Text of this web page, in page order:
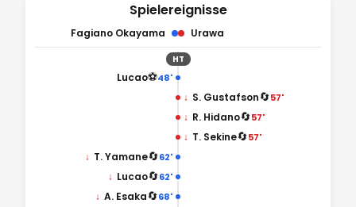
Spielereignisse
Fagiano Okayama Urawa
HT
48'
⚽
Lucao
↓ S. Gustafson🔄57'
↓ R. Hidano🔄57'
↓ T. Sekine🔄57'
62'
🔄
↓ T. Yamane
62'
🔄
↓ Lucao
68'
🔄
↓ A. Esaka